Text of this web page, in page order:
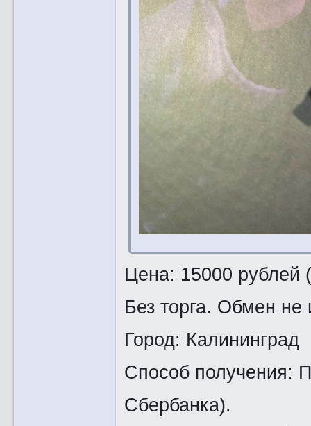
Цена: 15000 рублей
Без торга. Обмен не
Город: Калининград
Способ получения:
Сбербанка).